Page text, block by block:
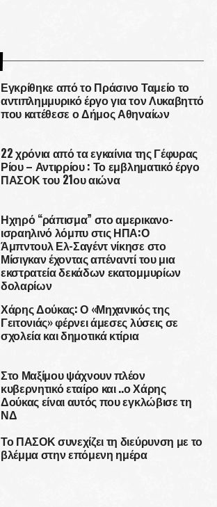
Εγκρίθηκε από το Πράσινο Ταμείο το
αντιπλημμυρικό έργο για τον Λυκαβηττό
που κατέθεσε ο Δήμος Αθηναίων
22 χρόνια από τα εγκαίνια της Γέφυρας
Ρίου – Αντιρρίου : Το εμβληματικό έργο
ΠΑΣΟΚ του 21ου αιώνα
Ηχηρό “ράπισμα” στο αμερικανο-
ισραηλινό λόμπυ στις ΗΠΑ:Ο
Άμπντουλ Ελ-Σαγέντ νίκησε στο
Μίσιγκαν έχοντας απέναντί του μια
εκστρατεία δεκάδων εκατομμυρίων
δολαρίων
Χάρης Δούκας: Ο «Μηχανικός της
Γειτονιάς» φέρνει άμεσες λύσεις σε
σχολεία και δημοτικά κτίρια
Στο Μαξίμου ψάχνουν πλέον
κυβερνητικό εταίρο και ..ο Χάρης
Δούκας είναι αυτός που εγκλώβισε τη
ΝΔ
Το ΠΑΣΟΚ συνεχίζει τη διεύρυνση με το
βλέμμα στην επόμενη ημέρα